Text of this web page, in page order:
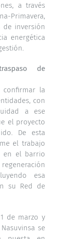
a través
Primavera,
de inversión
energética
de
la
con
a ese
el proyecto
De esta
el trabajo
en el barrio
esa
su Red de
de marzo y
se